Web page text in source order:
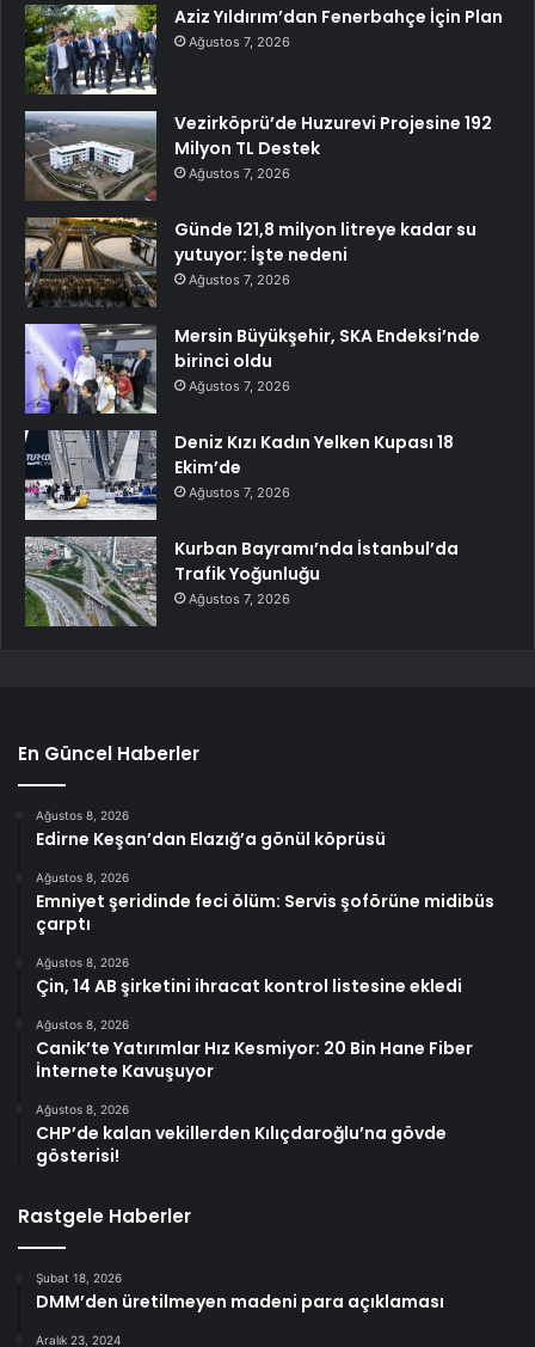
Aziz Yıldırım’dan Fenerbahçe İçin Plan
Ağustos 7, 2026
Vezirköprü’de Huzurevi Projesine 192
Milyon TL Destek
Ağustos 7, 2026
Günde 121,8 milyon litreye kadar su
yutuyor: İşte nedeni
Ağustos 7, 2026
Mersin Büyükşehir, SKA Endeksi’nde
birinci oldu
Ağustos 7, 2026
Deniz Kızı Kadın Yelken Kupası 18
Ekim’de
Ağustos 7, 2026
Kurban Bayramı’nda İstanbul’da
Trafik Yoğunluğu
Ağustos 7, 2026
En Güncel Haberler
Ağustos 8, 2026
Edirne Keşan’dan Elazığ’a gönül köprüsü
Ağustos 8, 2026
Emniyet şeridinde feci ölüm: Servis şoförüne midibüs
çarptı
Ağustos 8, 2026
Çin, 14 AB şirketini ihracat kontrol listesine ekledi
Ağustos 8, 2026
Canik’te Yatırımlar Hız Kesmiyor: 20 Bin Hane Fiber
İnternete Kavuşuyor
Ağustos 8, 2026
CHP’de kalan vekillerden Kılıçdaroğlu’na gövde
gösterisi!
Rastgele Haberler
Şubat 18, 2026
DMM’den üretilmeyen madeni para açıklaması
Aralık 23, 2024